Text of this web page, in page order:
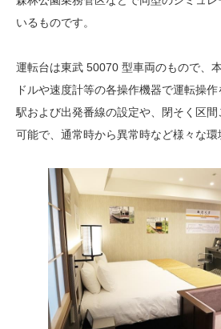
いるものです。
運転台は東武 50070 型車両のもので、
ドルや速度計等の各操作機器で運転操
駅および出発番線の設定や、閉そく区
可能で、通常時から異常時など様々な環